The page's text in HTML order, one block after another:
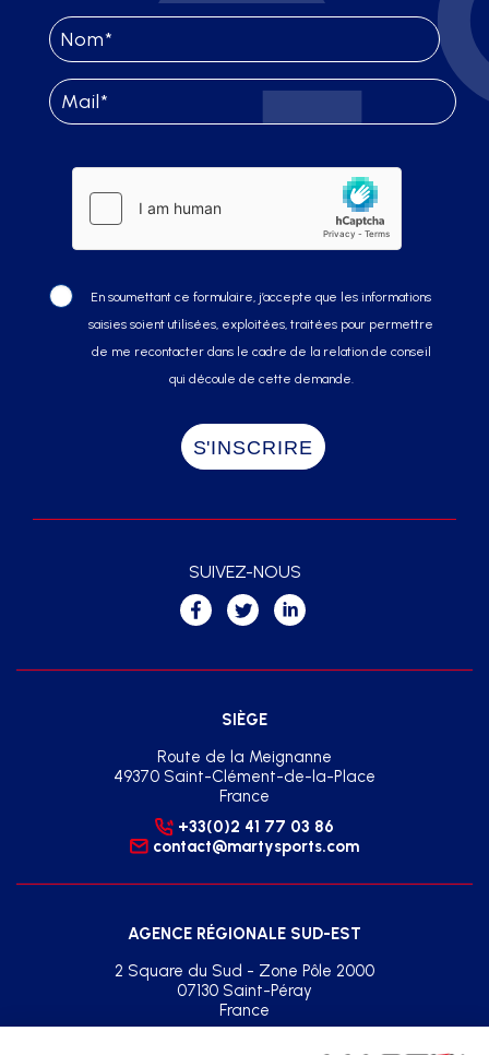
En soumettant ce formulaire, j’accepte que les informations
saisies soient utilisées, exploitées, traitées pour permettre
de me recontacter dans le cadre de la relation de conseil
qui découle de cette demande.
SIÈGE
Route de la Meignanne
49370 Saint-Clément-de-la-Place
France
+33(0)2 41 77 03 86
contact@martysports.com
AGENCE RÉGIONALE SUD-EST
2 Square du Sud - Zone Pôle 2000
07130 Saint-Péray
France
SUIVEZ-NOUS